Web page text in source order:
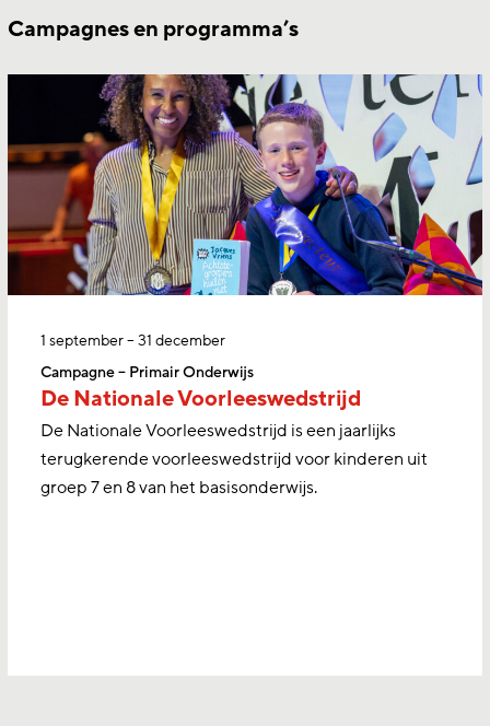
Campagnes en programma’s
1 september – 31 december
Campagne – Primair Onderwijs
De Nationale Voorleeswedstrijd
De Nationale Voorleeswedstrijd is een jaarlijks
terugkerende voorleeswedstrijd voor kinderen uit
groep 7 en 8 van het basisonderwijs.